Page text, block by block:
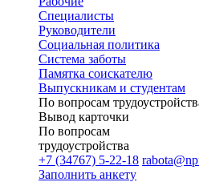
Специалисты
Руководители
Cоциальная политика
Система заботы
Памятка соискателю
Выпускникам и студентам
По вопросам
Вывод карточки
По вопросам
трудоустройства
+7 (34767) 5-22-18
Заполнить анкету